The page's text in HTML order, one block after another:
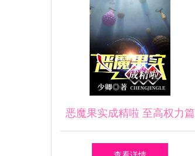
恶魔果实成精啦 至高权力篇
序章与人文隐喻